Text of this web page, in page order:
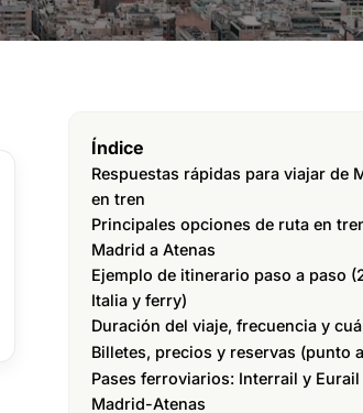
Índice
Respuestas rápidas para viajar de
en tren
Principales opciones de ruta en
Madrid a Atenas
Ejemplo de itinerario paso a paso
Italia y ferry)
Duración del viaje, frecuencia y
Billetes, precios y reservas (punto
Pases ferroviarios: Interrail y
Madrid-Atenas